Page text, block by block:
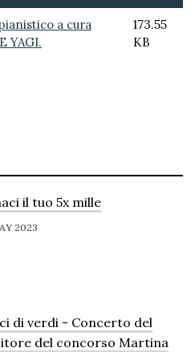
a cura
YAGI.
173.55
KB
il tuo 5x mille
2023
di verdi - Concerto del
del concorso Martina